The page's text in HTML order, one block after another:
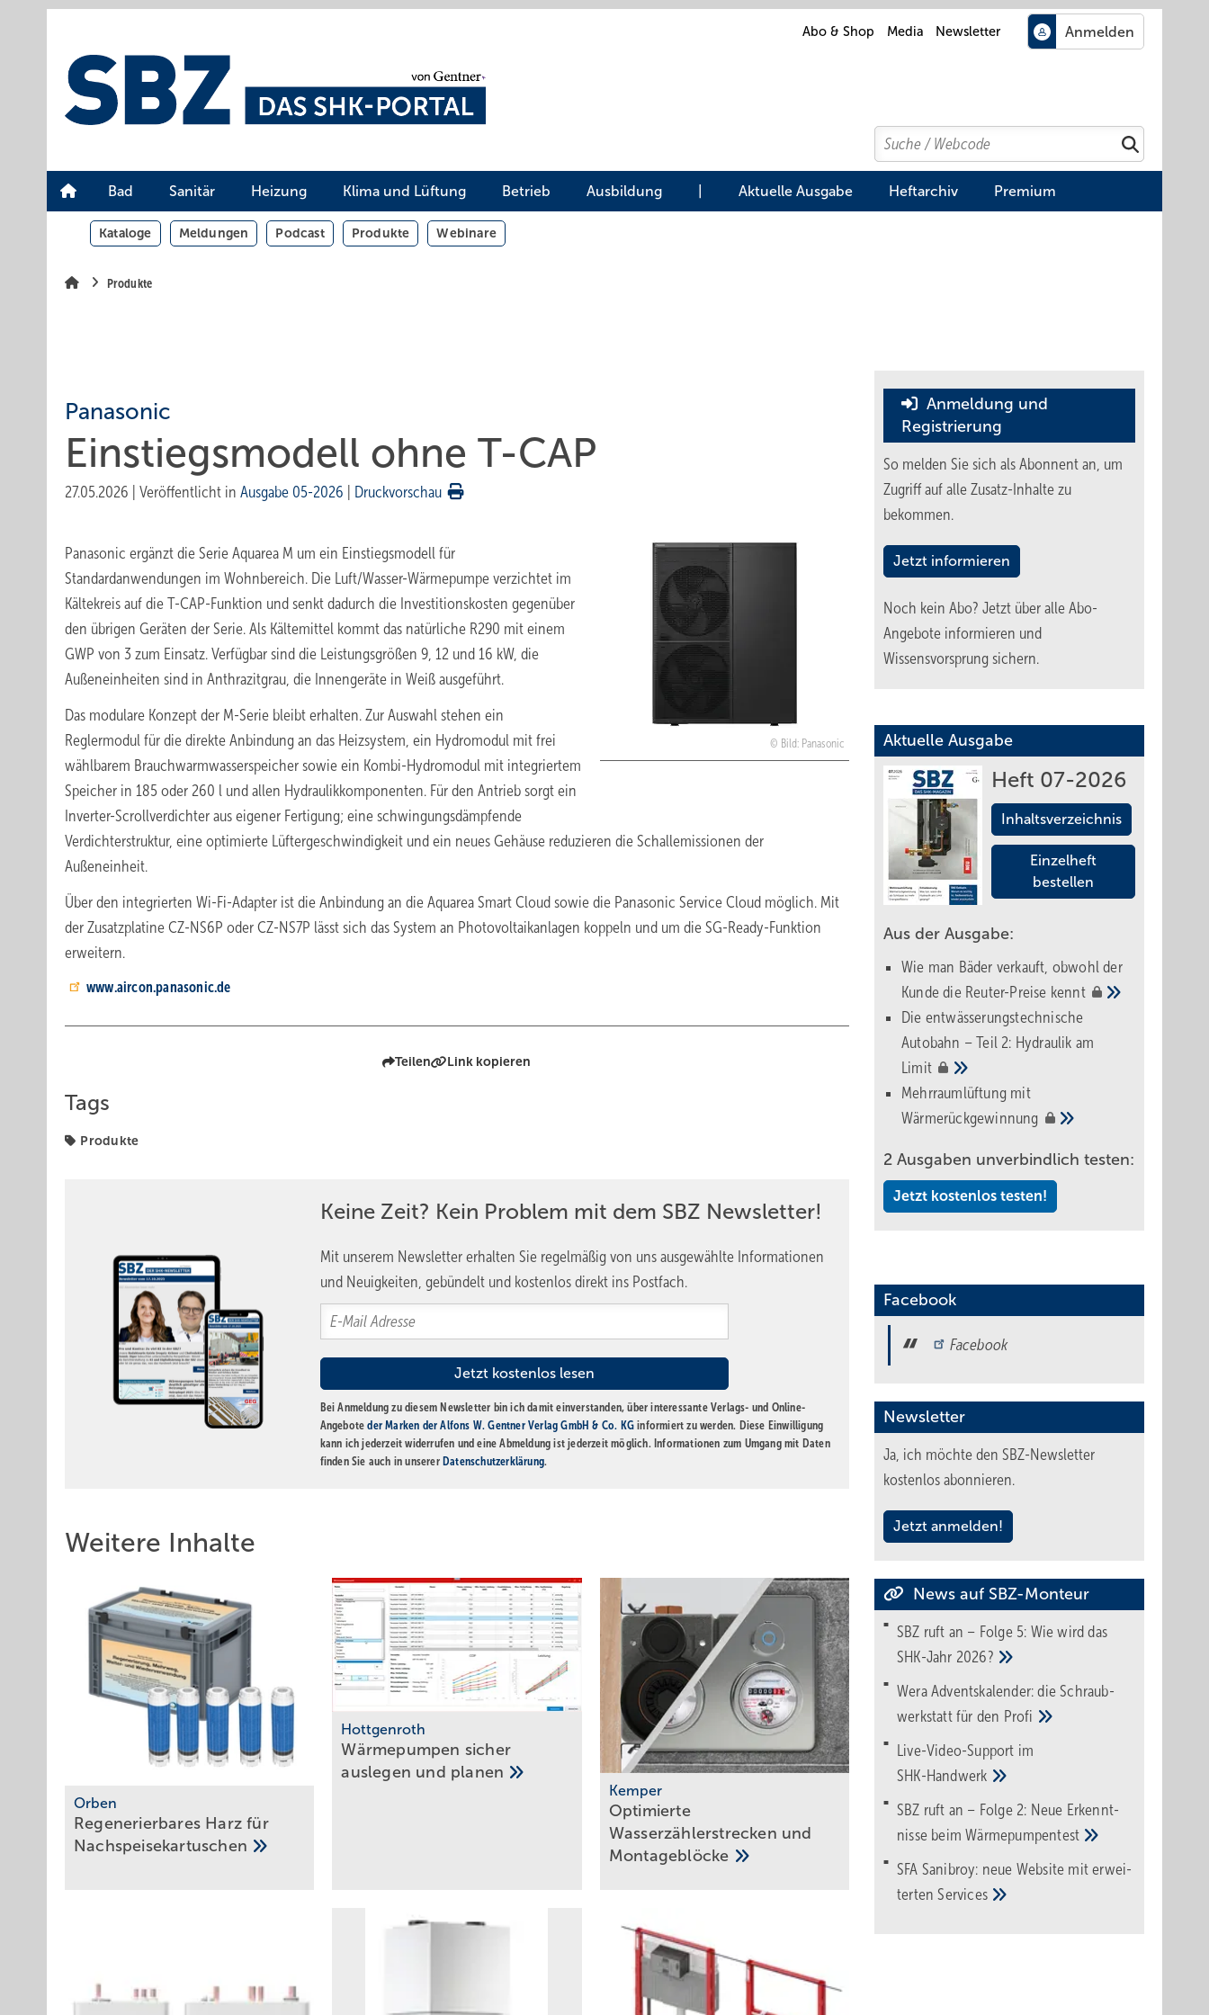
Abo & Shop Media Newsletter
Search
Suchen
Bad Sanitär Heizung Klima und Lüftung Betrieb Ausbildung Aktuelle Ausgabe Heftarchiv Premium
Kataloge Meldungen Podcast Produkte Webinare
Produkte
Panasonic
Einstiegsmodell ohne T-CAP
27.05.2026 Veröffentlicht in Ausgabe 05-2026 Druckvorschau
Bild: Panasonic
Panasonic ergänzt die Serie Aquarea M um ein Einstiegsmodell für
Standardanwendungen im Wohnbereich. Die Luft/Wasser-Wärmepumpe verzichtet im
Kältekreis auf die T-CAP-Funktion und senkt dadurch die Investitionskosten gegenüber
den übrigen Geräten der Serie. Als Kältemittel kommt das natürliche R290 mit einem
GWP von 3 zum Einsatz. Verfügbar sind die Leistungsgrößen 9, 12 und 16 kW, die
Außeneinheiten sind in Anthrazitgrau, die Innengeräte in Weiß ausgeführt.
Das modulare Konzept der M-Serie bleibt erhalten. Zur Auswahl stehen ein
Reglermodul für die direkte Anbindung an das Heizsystem, ein Hydromodul mit frei
wählbarem Brauchwarmwasserspeicher sowie ein Kombi-Hydromodul mit integriertem
Speicher in 185 oder 260 l und allen Hydraulik­komponenten. Für den Antrieb sorgt ein
Inverter-Scrollverdichter aus eigener Fertigung; eine schwingungsdämpfende
Verdichterstruktur, eine optimierte Lüftergeschwindigkeit und ein neues Gehäuse reduzieren die Schallemissionen der
Außeneinheit.
Über den integrierten Wi-Fi-Adapter ist die Anbindung an die ­Aquarea Smart Cloud sowie die Panasonic Service Cloud möglich. Mit
der Zusatzplatine ­CZ-NS6P oder ­CZ-NS7P lässt sich das System an Photovoltaikanlagen koppeln und um die SG-Ready-Funktion
erweitern.
www.aircon.panasonic.de
Teilen Link kopieren
Tags
Produkte
Keine Zeit? Kein Problem mit dem SBZ Newsletter!
Mit unserem Newsletter erhalten Sie regelmäßig von uns ausgewählte Informationen
und Neuigkeiten, gebündelt und kostenlos direkt ins Postfach.
Bei Anmeldung zu diesem Newsletter bin ich damit einverstanden, über interessante Verlags- und Online-
Angeboteder Marken der Alfons W. Gentner Verlag GmbH & Co. KG informiert zu werden. Diese Einwilligung
kann ich jederzeit widerrufen und eine Abmeldung ist jederzeit möglich. Informationen zum Umgang mit Daten
finden Sie auch in unserer Datenschutzerklärung.
Weitere Inhalte
Orben
Regenerierbares Harz für
Nachspeisekartuschen
Hottgenroth
Wärmepumpen sicher
auslegen und planen
Kemper
Optim ierte
Wasserzählerstrecken und
Montage­blöcke
Anmeldung und
Registrierung
So melden Sie sich als Abonnent an, um
Zugriff auf alle Zusatz-Inhalte zu
bekommen.
Jetzt informieren
Noch kein Abo? Jetzt über alle Abo-
Angebote informieren und
Wissensvorsprung sichern.
Aktuelle Ausgabe
Heft 07-2026
Inhaltsverzeichnis
Einzelheft
bestellen
Aus der Ausgabe:
Wie man Bäder verkauft, obwohl der
Kunde die Reuter-Preise kennt
Die entwässerungstechnische
Autobahn – Teil 2: Hydraulik am
Limit
Mehrraumlüftung mit
Wärmerückgewinnung
2 Ausgaben unverbindlich testen:
Jetzt kostenlos testen!
Facebook
Facebook
Newsletter
Ja, ich möchte den SBZ-Newsletter
kostenlos abonnieren.
Jetzt anmelden!
News auf SBZ-Monteur
SBZ ruft an – Folge 5: Wie wird das
SHK-Jahr 2026?
Wera Adventskalender: die Schraub­
werk­statt für den Pro­fi
Live-Video-Support im
SHK-Handwerk
SBZ ruft an – Folge 2: Neue Erkennt­
nisse beimWärme­pumpen­test
SFA Sanibroy: neue Web­site mit erwei­
tertenServices